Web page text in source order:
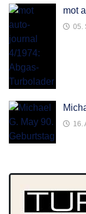
mot
05.
16.